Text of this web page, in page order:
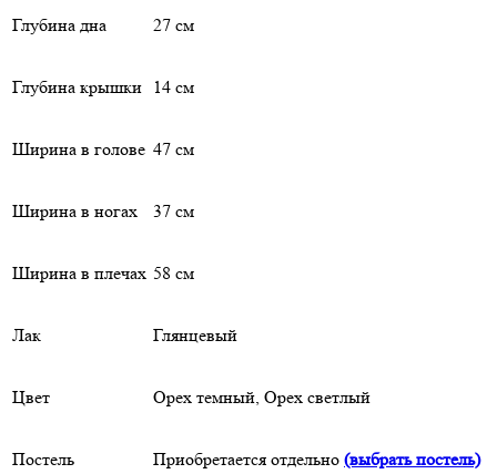
Глубина дна 27 см
Глубина крышки 14 см
Ширина в голове 47 см
Ширина в ногах 37 см
Ширина в плечах 58 см
Лак Глянцевый
Цвет Орех темный, Орех светлый
Постель Приобретается отдельно (выбрать постель)